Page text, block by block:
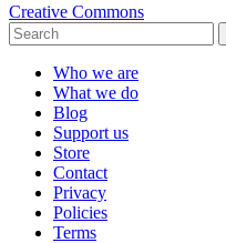
Creative Commons
Who we are
What we do
Blog
Support us
Store
Contact
Privacy
Policies
Terms